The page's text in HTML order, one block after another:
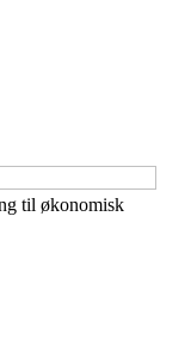
til økonomisk